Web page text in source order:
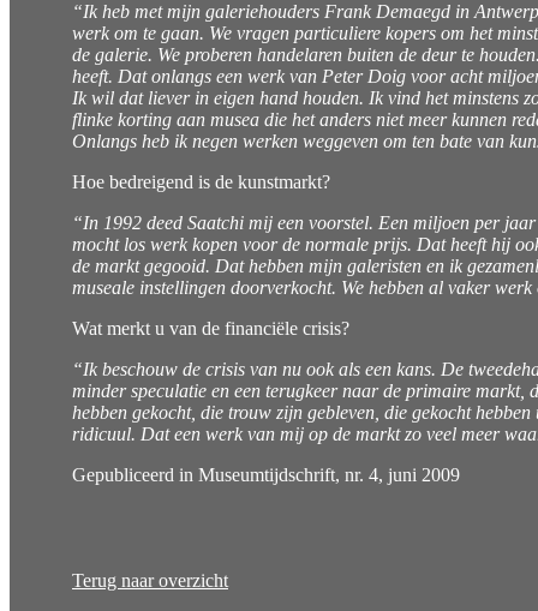
“Ik heb met mijn galeriehouders Frank Demaegd in
werk om te gaan. We vragen particuliere kopers om het
de galerie. We proberen handelaren buiten de deur te
heeft. Dat onlangs een werk van Peter Doig voor acht
Ik wil dat liever in eigen hand houden. Ik vind het minstens
flinke korting aan musea die het anders niet meer kunnen
Onlangs heb ik negen werken weggeven om ten bate van
Hoe bedreigend is de kunstmarkt?
“In 1992 deed Saatchi mij een voorstel. Een miljoen per
mocht los werk kopen voor de normale prijs. Dat heeft hij
de markt gegooid. Dat hebben mijn galeristen en ik
museale instellingen doorverkocht. We hebben al vaker
Wat merkt u van de financiële crisis?
“Ik beschouw de crisis van nu ook als een kans. De
minder speculatie en een terugkeer naar de primaire markt,
hebben gekocht, die trouw zijn gebleven, die gekocht
ridicuul. Dat een werk van mij op de markt zo veel meer
Gepubliceerd in Museumtijdschrift, nr. 4, juni 2009
Terug naar overzicht